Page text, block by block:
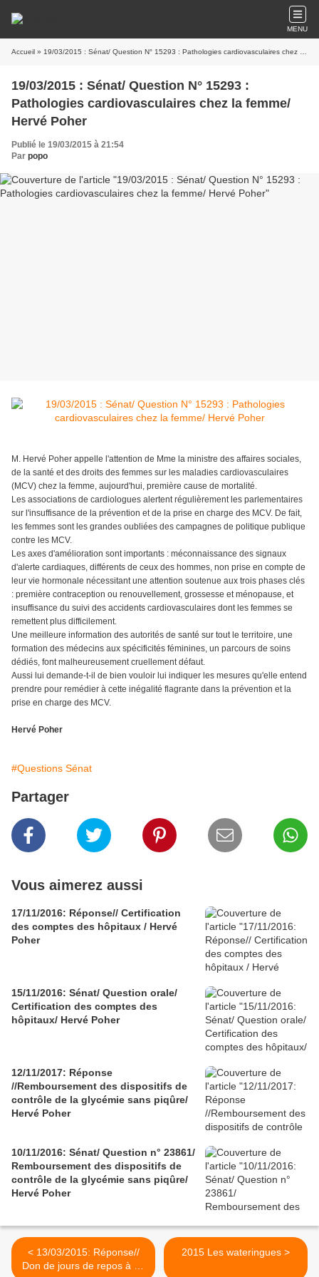
MENU
Accueil » 19/03/2015 : Sénat/ Question N° 15293 : Pathologies cardiovasculaires chez la femme/ Hervé Poher
19/03/2015 : Sénat/ Question N° 15293 :
Pathologies cardiovasculaires chez la femme/
Hervé Poher
Publié le 19/03/2015 à 21:54
Par popo
M. Hervé Poher appelle l'attention de Mme la ministre des affaires sociales,
de la santé et des droits des femmes sur les maladies cardiovasculaires
(MCV) chez la femme, aujourd'hui, première cause de mortalité.
Les associations de cardiologues alertent régulièrement les parlementaires
sur l'insuffisance de la prévention et de la prise en charge des MCV. De fait,
les femmes sont les grandes oubliées des campagnes de politique publique
contre les MCV.
Les axes d'amélioration sont importants : méconnaissance des signaux
d'alerte cardiaques, différents de ceux des hommes, non prise en compte de
leur vie hormonale nécessitant une attention soutenue aux trois phases clés
: première contraception ou renouvellement, grossesse et ménopause, et
insuffisance du suivi des accidents cardiovasculaires dont les femmes se
remettent plus difficilement.
Une meilleure information des autorités de santé sur tout le territoire, une
formation des médecins aux spécificités féminines, un parcours de soins
dédiés, font malheureusement cruellement défaut.
Aussi lui demande-t-il de bien vouloir lui indiquer les mesures qu'elle entend
prendre pour remédier à cette inégalité flagrante dans la prévention et la
prise en charge des MCV.
Hervé Poher
#Questions Sénat
Partager
Vous aimerez aussi
17/11/2016: Réponse// Certification
des comptes des hôpitaux / Hervé
Poher
15/11/2016: Sénat/ Question orale/
Certification des comptes des
hôpitaux/ Hervé Poher
12/11/2017: Réponse
//Remboursement des dispositifs de
contrôle de la glycémie sans piqûre/
Hervé Poher
10/11/2016: Sénat/ Question n° 23861/
Remboursement des dispositifs de
contrôle de la glycémie sans piqûre/
Hervé Poher
< 13/03/2015: Réponse//
Don de jours de repos à un
2015 Les wateringues >